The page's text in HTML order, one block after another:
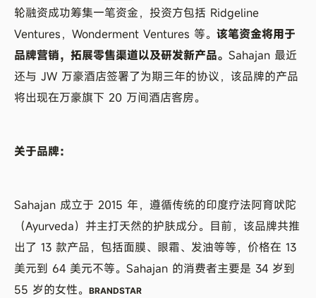
轮融资成功筹集一笔资金，投资方包括 Ridgeline
Ventures，Wonderment Ventures 等。 该笔资金将用于
品牌营销，拓展零售渠道以及研发新产品。 Sahajan 最近
还与 JW 万豪酒店签署了为期三年的协议，该品牌的产品
将出现在万豪旗下 20 万间酒店客房。
关于品牌：
Sahajan 成立于 2015 年，遵循传统的印度疗法阿育吠陀
（Ayurveda）并主打天然的护肤成分。目前，该品牌共推
出了 13 款产品，包括面膜、眼霜、发油等等，价格在 13
美元到 64 美元不等。Sahajan 的消费者主要是 34 岁到
55 岁的女性。
BRANDSTAR